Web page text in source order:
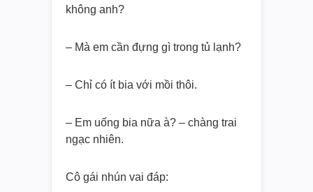
không anh?
– Mà em cần đựng gì trong tủ lạnh?
– Chỉ có ít bia với mồi thôi.
– Em uống bia nữa à? – chàng trai
ngạc nhiên.
Cô gái nhún vai đáp: